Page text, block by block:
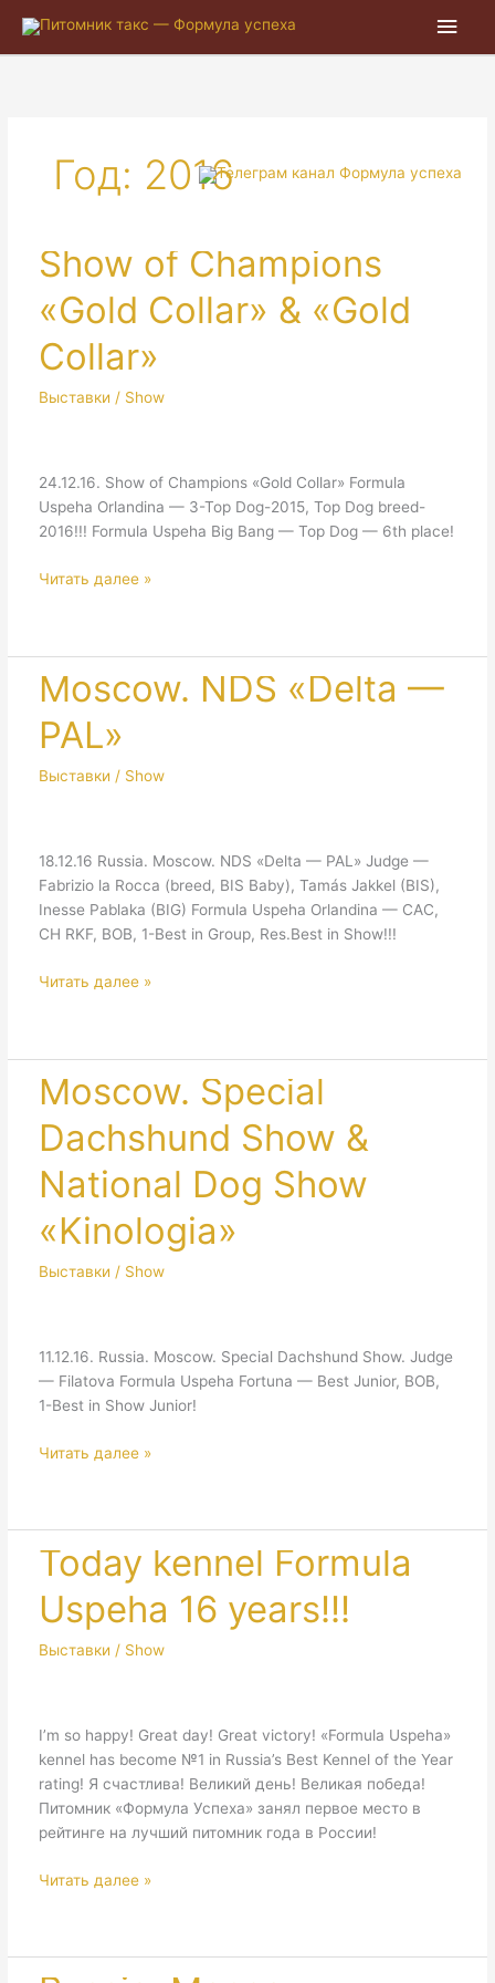
Год: 2016
Show of Champions
«Gold Collar» & «Gold
Collar»
Выставки / Show
24.12.16. Show of Champions «Gold Collar» Formula
Uspeha Orlandina — 3-Top Dog-2015, Top Dog breed-
2016!!! Formula Uspeha Big Bang — Top Dog — 6th place!
Show
Collar»
&
«Gold
Collar»
Читать далее »
Moscow. NDS «Delta —
PAL»
Выставки / Show
18.12.16 Russia. Moscow. NDS «Delta — PAL» Judge —
Fabrizio la Rocca (breed, BIS Baby), Tamás Jakkel (BIS),
Inesse Pablaka (BIG) Formula Uspeha Orlandina — CAC,
CH RKF, BOB, 1-Best in Group, Res.Best in Show!!!
Moscow.
PAL»
Читать далее »
Moscow. Special
Dachshund Show &
National Dog Show
«Kinologia»
Выставки / Show
11.12.16. Russia. Moscow. Special Dachshund Show. Judge
— Filatova Formula Uspeha Fortuna — Best Junior, BOB,
1-Best in Show Junior!
Moscow.
&
National
Dog
Show
«Kinologia»
Читать далее »
Today kennel Formula
Uspeha 16 years!!!
Выставки / Show
I’m so happy! Great day! Great victory! «Formula Uspeha»
kennel has become №1 in Russia’s Best Kennel of the Year
rating! Я счастлива! Великий день! Великая победа!
Питомник «Формула Успеха» занял первое место в
рейтинге на лучший питомник года в России!
Today
16
Читать далее »